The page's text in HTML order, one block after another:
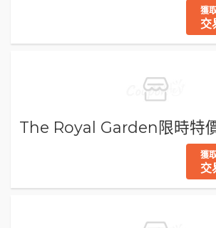
獲
交
The Royal Garden限時特
獲
交